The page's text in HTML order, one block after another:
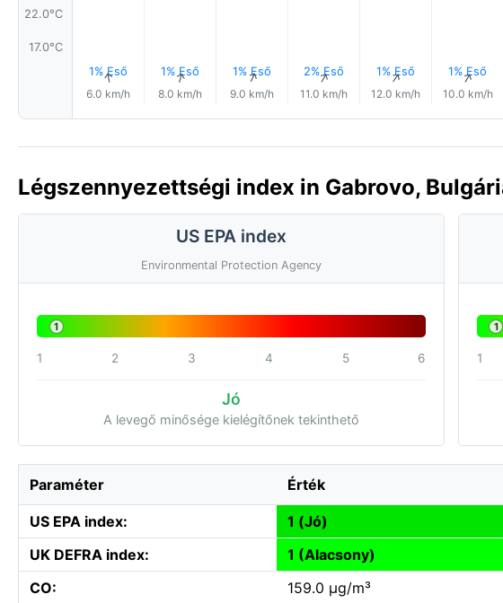
22.0°C
17.0°C
1% Eső
↑
6.0 km/h
1% Eső
↑
8.0 km/h
1% Eső
↑
9.0 km/h
2% Eső
↑
11.0 km/h
1% Eső
↑
12.0 km/h
1% Eső
↑
10.0 km/h
Légszennyezettségi index in Gabrovo,
US EPA index
Environmental Protection Agency
1
1 2 3 4 5 6
Jó
A levegő minősége kielégítőnek tekinthető
1
1
Paraméter Érték
US EPA index:
1 (Jó)
UK DEFRA index:
1 (Alacsony)
CO:
159.0 µg/m³